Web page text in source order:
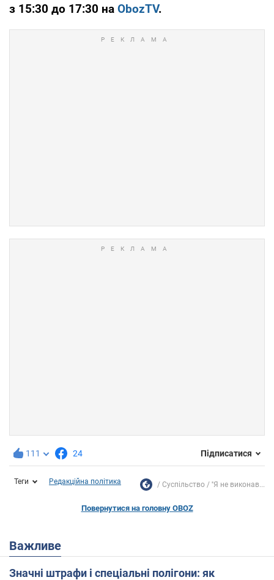
з 15:30 до 17:30 на ObozTV.
111 24 Підписатися
Теги Редакційна політика Суспільство ''Я не виконав...
Повернутися на головну OBOZ
Важливе
Значні штрафи і спеціальні полігони: як